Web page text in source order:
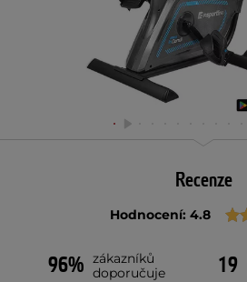
Recenze
Hodnocení: 4.8
96% zákazníků
doporučuje
19